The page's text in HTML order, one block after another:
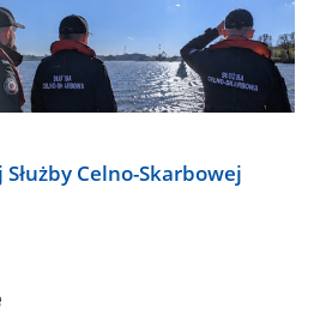
Celno-Skarbowej